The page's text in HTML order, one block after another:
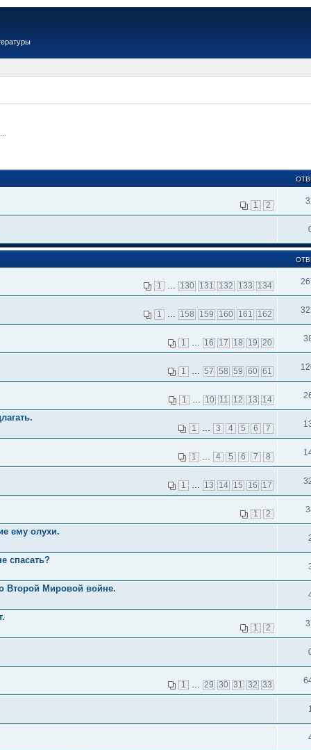
1 2
1 130 131 132 133 134
1 158 159 160 161 162
1 16 17 18 19 20
1 57 58 59 60 61
1 10 11 12 13 14
1 3 4 5 6 7
1 4 5 6 7 8
1 13 14 15 16 17
1 2
ему олухи.
спасать?
Второй Мировой войне.
1 2
1 29 30 31 32 33
1